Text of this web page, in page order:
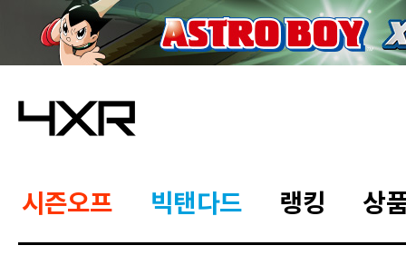
시즌오프 빅탠다드 랭킹 상